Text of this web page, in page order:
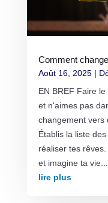
Comment
Août 16, 2025|
EN BREF Faire
et n'aimes pas
changement vers
Établis la liste
réaliser tes
et imagine ta vie...
lire plus